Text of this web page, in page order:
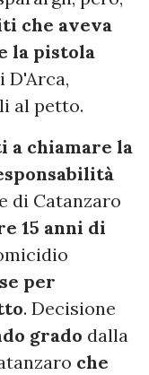
che aveva
la pistola
D'Arca,
al petto.
a chiamare la
di Catanzaro
15 anni di
per
. Decisione
grado dalla
che